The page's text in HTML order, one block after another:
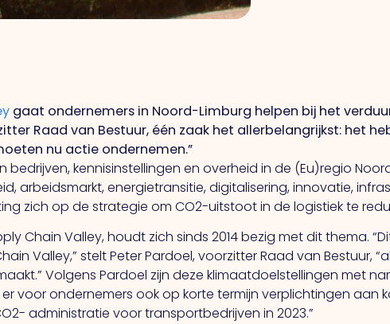
gaat ondernemers in Noord-Limburg helpen bij het
Raad van Bestuur, één zaak het allerbelangrijkst: het
nu actie ondernemen.”
bedrijven, kennisinstellingen en overheid in de (Eu)regio
arbeidsmarkt, energietransitie, digitalisering, innovatie,
zich op de strategie om CO2-uitstoot in de logistiek te
Chain Valley, houdt zich sinds 2014 bezig met dit thema.
Valley,” stelt Peter Pardoel, voorzitter Raad van Bestuur,
Volgens Pardoel zijn deze klimaatdoelstellingen met
voor ondernemers ook op korte termijn verplichtingen aan
administratie voor transportbedrijven in 2023.”